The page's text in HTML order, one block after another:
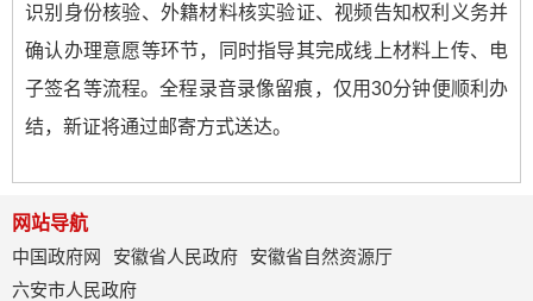
识别身份核验、外籍材料核实验证、视频告知权利义务并
确认办理意愿等环节，同时指导其完成线上材料上传、电
子签名等流程。全程录音录像留痕，仅用30分钟便顺利办
结，新证将通过邮寄方式送达。
网站导航
中国政府网
安徽省人民政府
安徽省自然资源厅
六安市人民政府